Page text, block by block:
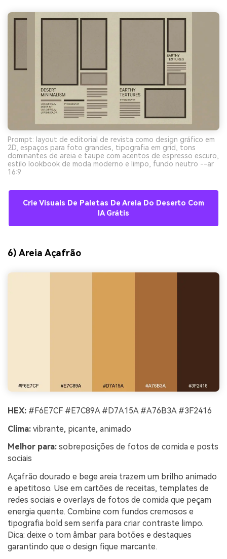
Prompt: layout de editorial de revista como design gráfico em
2D, espaços para foto grandes, tipografia em grid, tons
dominantes de areia e taupe com acentos de espresso escuro,
estilo lookbook de moda moderno e limpo, fundo neutro --ar
16:9
Crie Visuais De Paletas De Areia Do Deserto Com
IA Grátis
6) Areia Açafrão
HEX: #F6E7CF #E7C89A #D7A15A #A76B3A #3F2416
Clima: vibrante, picante, animado
Melhor para: sobreposições de fotos de comida e posts
sociais
Açafrão dourado e bege areia trazem um brilho animado
e apetitoso. Use em cartões de receitas, templates de
redes sociais e overlays de fotos de comida que peçam
energia quente. Combine com fundos cremosos e
tipografia bold sem serifa para criar contraste limpo.
Dica: deixe o tom âmbar para botões e destaques
garantindo que o design fique marcante.